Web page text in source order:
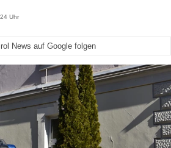
Uhr
News auf Google folgen